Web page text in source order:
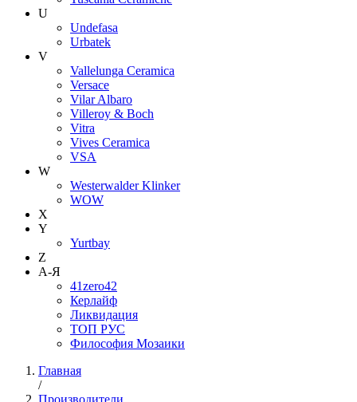
U
Undefasa
Urbatek
V
Vallelunga Ceramica
Versace
Vilar Albaro
Villeroy & Boch
Vitra
Vives Ceramica
VSA
W
Westerwalder Klinker
WOW
X
Y
Yurtbay
Z
А-Я
41zero42
Керлайф
Ликвидация
ТОП РУС
Философия Мозаики
Главная
/
Производители